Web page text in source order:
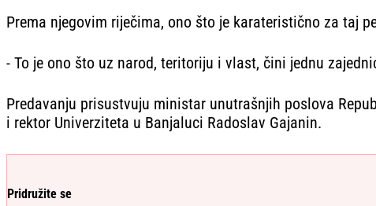
Prema njegovim riječima, ono što je karateristično za taj
- To je ono što uz narod, teritoriju i vlast, čini jednu
Predavanju prisustvuju ministar unutrašnjih poslova
i rektor Univerziteta u Banjaluci Radoslav Gajanin.
Pridružite se